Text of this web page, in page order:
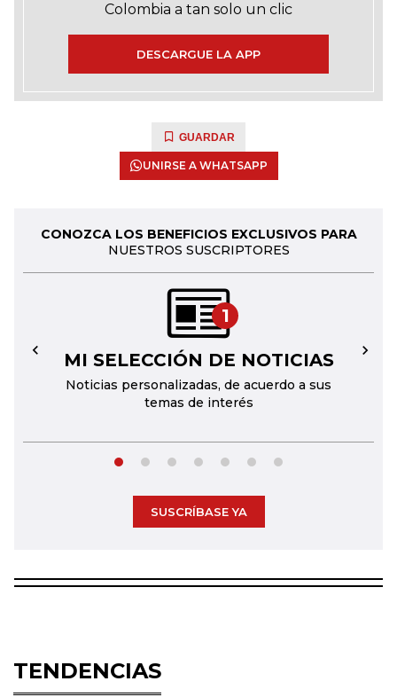
Colombia a tan solo un clic
DESCARGUE LA APP
GUARDAR
UNIRSE A WHATSAPP
CONOZCA LOS BENEFICIOS EXCLUSIVOS PARA
NUESTROS SUSCRIPTORES
1
MI SELECCIÓN DE NOTICIAS
Noticias personalizadas, de acuerdo a sus
temas de interés
← →
SUSCRÍBASE YA
TENDENCIAS